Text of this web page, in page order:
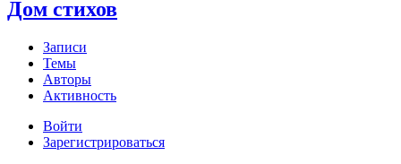
Дом стихов
Записи
Темы
Авторы
Активность
Войти
Зарегистрироваться